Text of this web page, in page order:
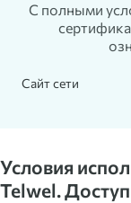
С полными
Сайт сети
Условия
Telwel.